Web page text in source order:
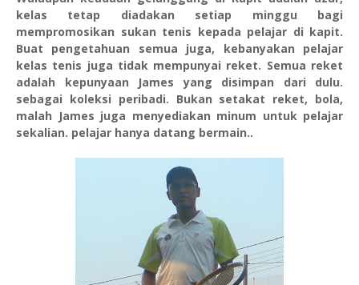
kelas tetap diadakan setiap minggu bagi
mempromosikan sukan tenis kepada pelajar di kapit.
Buat pengetahuan semua juga, kebanyakan pelajar
kelas tenis juga tidak mempunyai reket. Semua reket
adalah kepunyaan James yang disimpan dari dulu.
sebagai koleksi peribadi. Bukan setakat reket, bola,
malah James juga menyediakan minum untuk pelajar
sekalian. pelajar hanya datang bermain..